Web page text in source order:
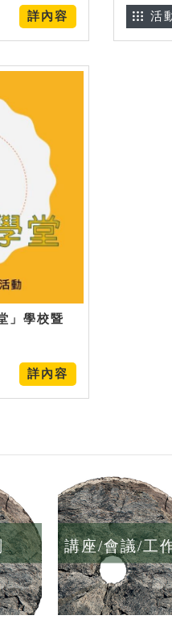
詳內容 活
」學校暨
詳內容
講座/會議/工